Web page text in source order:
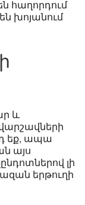
հաղորդում
խոյանում
և
եք, ապա
այս
լի
երթուղի